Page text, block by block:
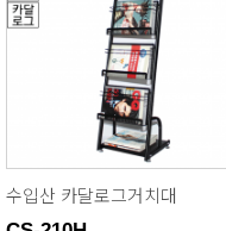
수입산 카달로그거치대